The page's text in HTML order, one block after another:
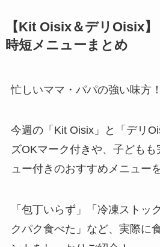
【Kit Oisix＆デリOisix
時短メニューまとめ
忙しいママ・パパの強い味方！
今週の「Kit Oisix」と「デリ
ズOKマーク付きや、子ども
ュー付きのおすすめメニュー
「包丁いらず」「冷凍ストッ
クパク食べた」など、実際に